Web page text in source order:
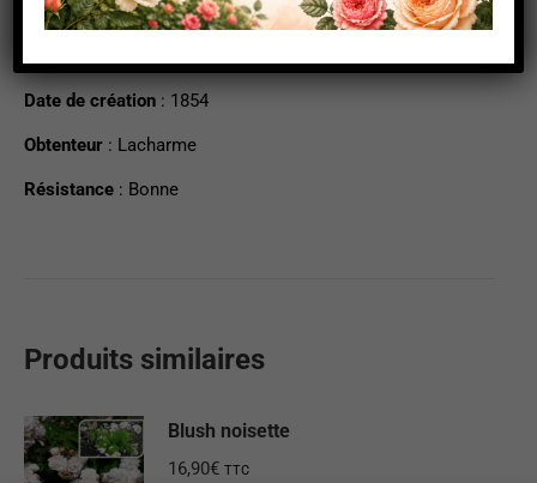
Date de création : 1854
Obtenteur : Lacharme
Résistance : Bonne
Produits similaires
Blush noisette
16,90€ TTC